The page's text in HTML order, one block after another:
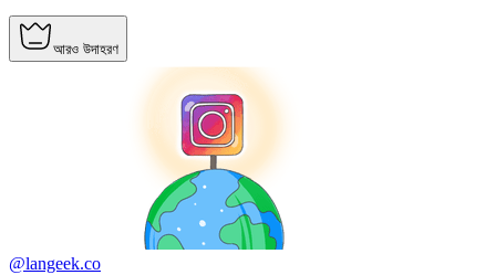
আরও উদাহরণ
@langeek.co